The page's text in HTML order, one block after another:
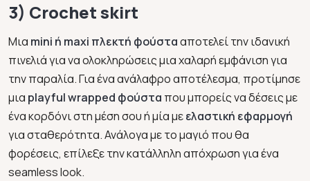
3) Crochet skirt
Μια mini ή maxi πλεκτή φούστααποτελεί την ιδανική
πινελιά για να ολοκληρώσεις μια χαλαρή εμφάνιση για
την παραλία. Για ένα ανάλαφρο αποτέλεσμα, προτίμησε
μια playful wrapped φούστα που μπορείς να δέσεις με
ένα κορδόνι στη μέση σου ή μία μεελαστική εφαρμογή
για σταθερότητα. Ανάλογα με το μαγιό που θα
φορέσεις, επίλεξε την κατάλληλη απόχρωση για ένα
seamless look.